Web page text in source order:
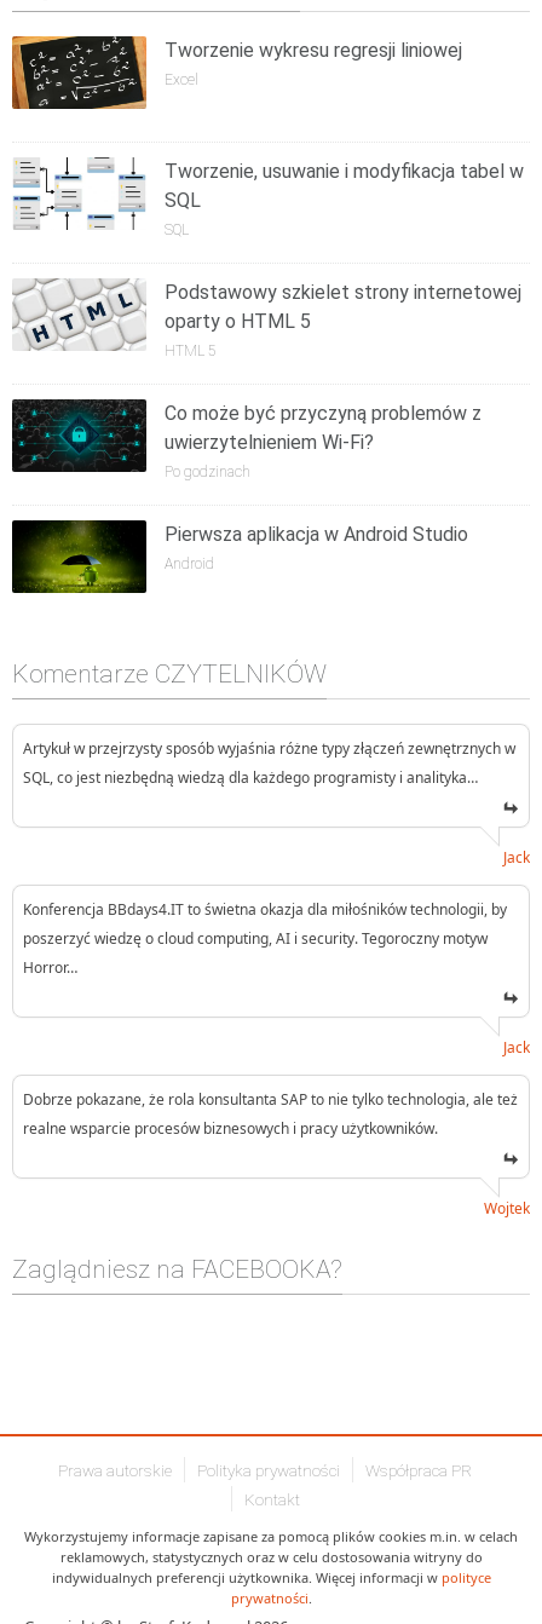
Tworzenie wykresu regresji liniowej
Excel
Tworzenie, usuwanie i modyfikacja tabel w
SQL
SQL
Podstawowy szkielet strony internetowej
oparty o HTML 5
HTML 5
Co może być przyczyną problemów z
uwierzytelnieniem Wi-Fi?
Po godzinach
Pierwsza aplikacja w Android Studio
Android
Komentarze CZYTELNIKÓW
Artykuł w przejrzysty sposób wyjaśnia różne typy złączeń zewnętrznych w
SQL, co jest niezbędną wiedzą dla każdego programisty i analityka…
Jack
Konferencja BBdays4.IT to świetna okazja dla miłośników technologii, by
poszerzyć wiedzę o cloud computing, AI i security. Tegoroczny motyw
Horror…
Jack
Dobrze pokazane, że rola konsultanta SAP to nie tylko technologia, ale też
realne wsparcie procesów biznesowych i pracy użytkowników.
Wojtek
Zaglądniesz na FACEBOOKA?
Prawa autorskie Polityka prywatności
Współpraca PR
Kontakt
Wykorzystujemy informacje zapisane za pomocą plików cookies m.in. w celach
reklamowych, statystycznych oraz w celu dostosowania witryny do
indywidualnych preferencji użytkownika. Więcej informacji w polityce
prywatności.